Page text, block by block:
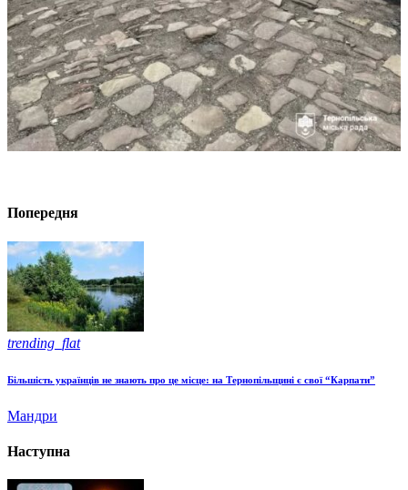
Попередня
trending_flat
Більшість українців не знають про це місце: на Тернопільщині є свої “Карпати”
Мандри
Наступна